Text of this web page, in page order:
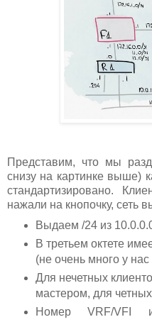
Представим, что мы
снизу на картинке выше)
стандартизировано.
нажали на кнопочку, сеть
Выдаем /24 из
В третьем октете
(не очень много у нас
Для нечетных
мастером, для
Номер VRF/VFI